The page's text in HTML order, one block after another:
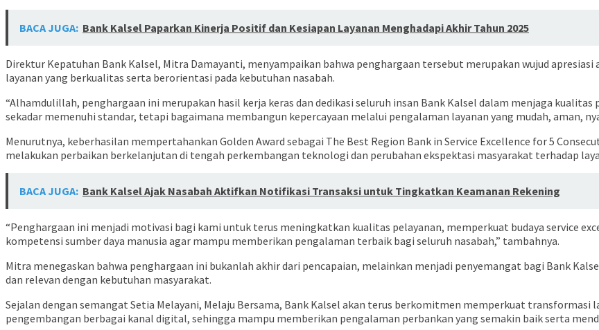
BACA JUGA: Bank Kalsel Paparkan Kinerja Positif dan Kesiapan Layanan Menghadapi Akhir Tahun 2025
Direktur Kepatuhan Bank Kalsel, Mitra Damayanti, menyampaikan bahwa penghargaan tersebut merupakan wujud
layanan yang berkualitas serta berorientasi pada kebutuhan nasabah.
“Alhamdulillah, penghargaan ini merupakan hasil kerja keras dan dedikasi seluruh insan Bank Kalsel dalam menjaga kualitas
sekadar memenuhi standar, tetapi bagaimana membangun kepercayaan melalui pengalaman layanan yang mudah, aman,
Menurutnya, keberhasilan mempertahankan Golden Award sebagai The Best Region Bank in Service Excellence for 5
melakukan perbaikan berkelanjutan di tengah perkembangan teknologi dan perubahan ekspektasi masyarakat terhadap
BACA JUGA: Bank Kalsel Ajak Nasabah Aktifkan Notifikasi Transaksi untuk Tingkatkan Keamanan Rekening
“Penghargaan ini menjadi motivasi bagi kami untuk terus meningkatkan kualitas pelayanan, memperkuat budaya service
kompetensi sumber daya manusia agar mampu memberikan pengalaman terbaik bagi seluruh nasabah,” tambahnya.
Mitra menegaskan bahwa penghargaan ini bukanlah akhir dari pencapaian, melainkan menjadi penyemangat bagi Bank
dan relevan dengan kebutuhan masyarakat.
Sejalan dengan semangat Setia Melayani, Melaju Bersama, Bank Kalsel akan terus berkomitmen memperkuat
pengembangan berbagai kanal digital, sehingga mampu memberikan pengalaman perbankan yang semakin baik serta